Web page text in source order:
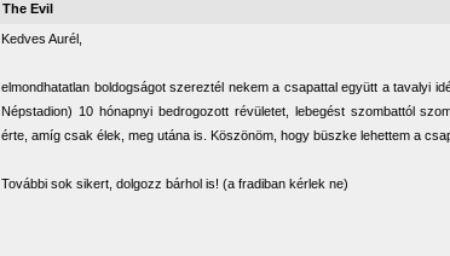
The Evil
Kedves Aurél,
elmondhatatlan boldogságot szereztél nekem a csapattal együtt a tavalyi
Népstadion) 10 hónapnyi bedrogozott révületet, lebegést szombattól
érte, amíg csak élek, meg utána is. Köszönöm, hogy büszke lehettem a
További sok sikert, dolgozz bárhol is! (a fradiban kérlek ne)